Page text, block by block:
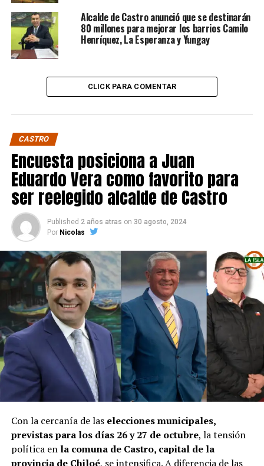
Alcalde de Castro anunció que se destinarán
80 millones para mejorar los barrios Camilo
Henríquez, La Esperanza y Yungay
CLICK PARA COMENTAR
CASTRO
Encuesta posiciona a Juan
Eduardo Vera como favorito para
ser reelegido alcalde de Castro
Published 2 años atras on 30 agosto, 2024
Por Nicolas
Con la cercanía de las elecciones municipales,
previstas para los días 26 y 27 de octubre, la tensión
política en la comuna de Castro, capital de la
provincia de Chiloé, se intensifica. A diferencia de las